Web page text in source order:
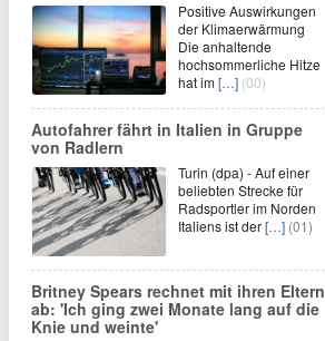
Positive Auswirkungen
der Klimaerwärmung
Die anhaltende
hochsommerliche Hitze
hat im[…] (00)
Autofahrer fährt in Italien in Gruppe
von Radlern
Turin (dpa) - Auf einer
beliebten Strecke für
Radsportler im Norden
Italiens ist der[…] (01)
Britney Spears rechnet mit ihren Eltern
ab: 'Ich ging zwei Monate lang auf die
Knie und weinte'